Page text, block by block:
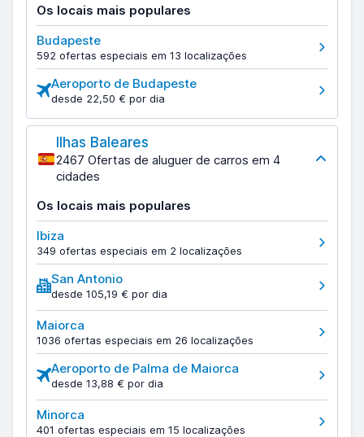
Os locais mais populares
Budapeste
592 ofertas especiais em 13 localizações
Aeroporto de Budapeste
desde 22,50 € por dia
Ilhas Baleares
2467 Ofertas de aluguer de carros em 4
cidades
Os locais mais populares
Ibiza
349 ofertas especiais em 2 localizações
San Antonio
desde 105,19 € por dia
Maiorca
1036 ofertas especiais em 26 localizações
Aeroporto de Palma de Maiorca
desde 13,88 € por dia
Minorca
401 ofertas especiais em 15 localizações